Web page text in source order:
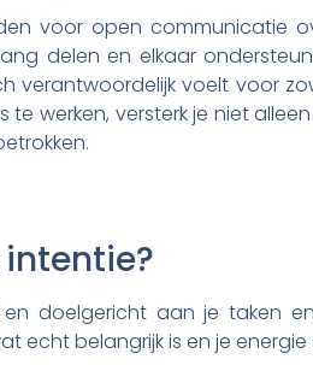
voor open communicatie
delen en elkaar
voelt voor
werken, versterk je niet
doelgericht aan je taken
echt belangrijk is en je